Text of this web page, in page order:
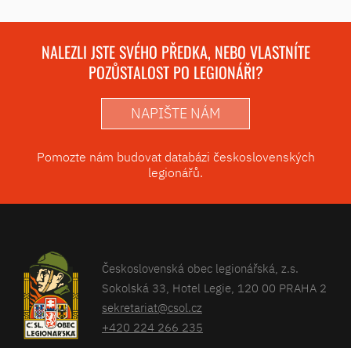
NALEZLI JSTE SVÉHO PŘEDKA, NEBO VLASTNÍTE
POZŮSTALOST PO LEGIONÁŘI?
NAPIŠTE NÁM
Pomozte nám budovat databázi československých
legionářů.
Československá obec legionářská, z.s.
Sokolská 33, Hotel Legie, 120 00 PRAHA 2
sekretariat@csol.cz
+420 224 266 235